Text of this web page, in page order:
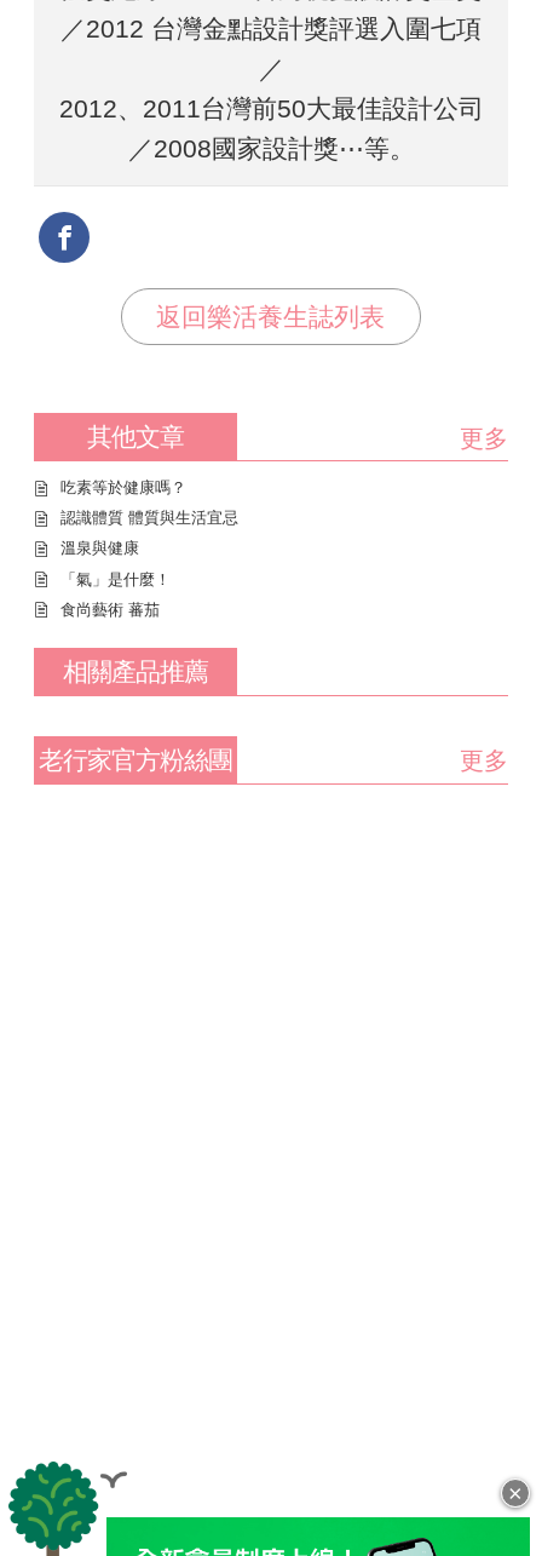
／2012 台灣金點設計獎評選入圍七項
／
2012、2011台灣前50大最佳設計公司
／2008國家設計獎⋯等。
返回樂活養生誌列表
其他文章 更多
吃素等於健康嗎？
認識體質 體質與生活宜忌
溫泉與健康
「氣」是什麼！
食尚藝術 蕃茄
相關產品推薦
老行家官方粉絲團 更多
×